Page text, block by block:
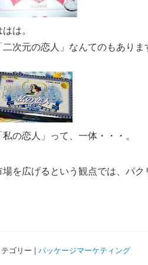
はは。
二次元の恋人」なんてのもありま
私の恋人」って、一体・・・。
場を広げるという観点では、パ
ゴリー | パッケージマーケティング